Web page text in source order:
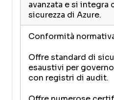
avanzata e si integra
sicurezza di Azure.
Conformità
Offre standard di
esaustivi per
con registri di audit.